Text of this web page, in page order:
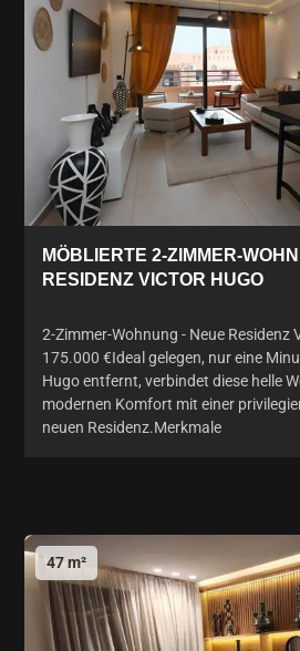
MÖBLIERTE 2-ZIMMER-
RESIDENZ VICTOR HUGO
2-Zimmer-Wohnung - Neue Residenz
175.000 €Ideal gelegen, nur eine
Hugo entfernt, verbindet diese helle
modernen Komfort mit einer
neuen Residenz.Merkmale
47 m²